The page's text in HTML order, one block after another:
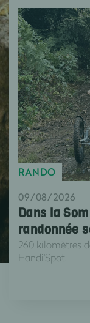
RANDO
09/08/2026
Dans la
randonnée
260 kilomètres
Handi'Spot.